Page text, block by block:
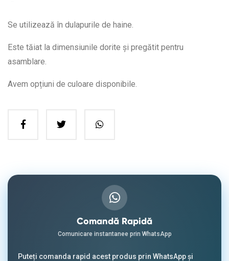
Se utilizează în dulapurile de haine.
Este tăiat la dimensiunile dorite și pregătit pentru
asamblare.
Avem opțiuni de culoare disponibile.
Comandă Rapidă
Comunicare instantanee prin WhatsApp
Puteți comanda rapid acest produs prin WhatsApp și